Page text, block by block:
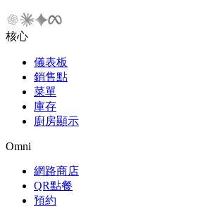
核心
儀表板
銷售點
菜單
庫存
廚房顯示
Omni
網路商店
QR點餐
預約